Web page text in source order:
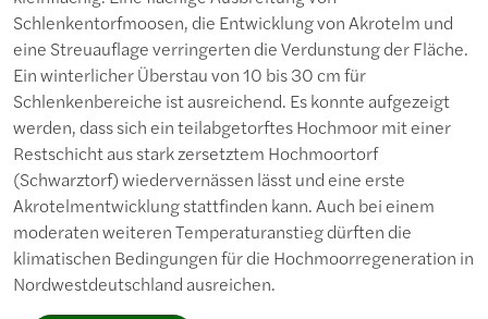
Schlenkentorfmoosen, die Entwicklung von Akrotelm und
eine Streuauflage verringerten die Verdunstung der Fläche.
Ein winterlicher Überstau von 10 bis 30 cm für
Schlenkenbereiche ist ausreichend. Es konnte aufgezeigt
werden, dass sich ein teilabgetorftes Hochmoor mit einer
Restschicht aus stark zersetztem Hochmoortorf
(Schwarztorf) wiedervernässen lässt und eine erste
Akrotelmentwicklung stattfinden kann. Auch bei einem
moderaten weiteren Temperaturanstieg dürften die
klimatischen Bedingungen für die Hochmoorregeneration in
Nordwestdeutschland ausreichen.